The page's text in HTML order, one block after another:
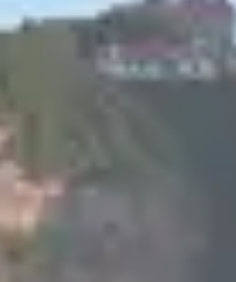
de cette technique remontent à
traditionnelles ont
torchis ou plâtre selon que l’on se
», abrite des façades à
dit des bonhommes, le
et moulurés, apportant ainsi une